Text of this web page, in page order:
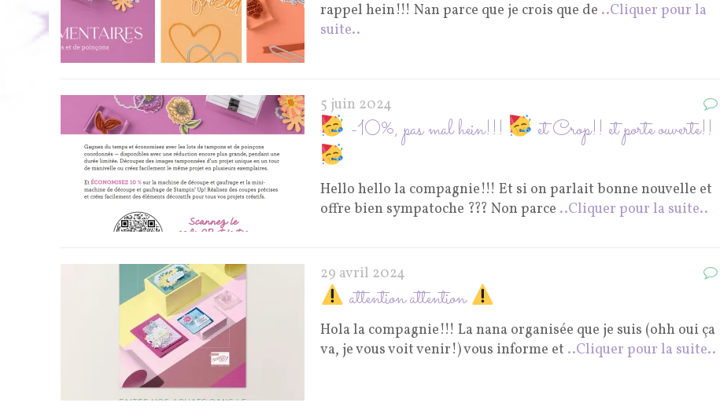
rappel hein!!! Nan parce que je crois que de ..Cliquer pour la
suite..
5 juin 2024
-10%, pas mal hein!!! et Crop!! et porte ouverte!!
Hello hello la compagnie!!! Et si on parlait bonne nouvelle et
offre bien sympatoche ??? Non parce ..Cliquer pour la suite..
29 avril 2024
attention attention
Hola la compagnie!!! La nana organisée que je suis (ohh oui ça
va, je vous voit venir!) vous informe et ..Cliquer pour la suite..